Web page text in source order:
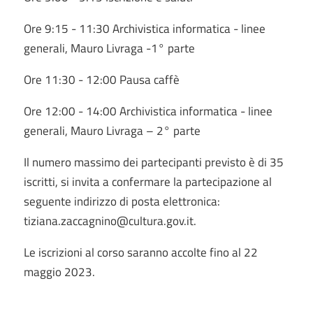
Ore 9:15 - 11:30 Archivistica informatica - linee
generali, Mauro Livraga -1° parte
Ore 11:30 - 12:00 Pausa caffè
Ore 12:00 - 14:00 Archivistica informatica - linee
generali, Mauro Livraga – 2° parte
Il numero massimo dei partecipanti previsto è di 35
iscritti, si invita a confermare la partecipazione al
seguente indirizzo di posta elettronica:
tiziana.zaccagnino@cultura.gov.it.
Le iscrizioni al corso saranno accolte fino al 22
maggio 2023.